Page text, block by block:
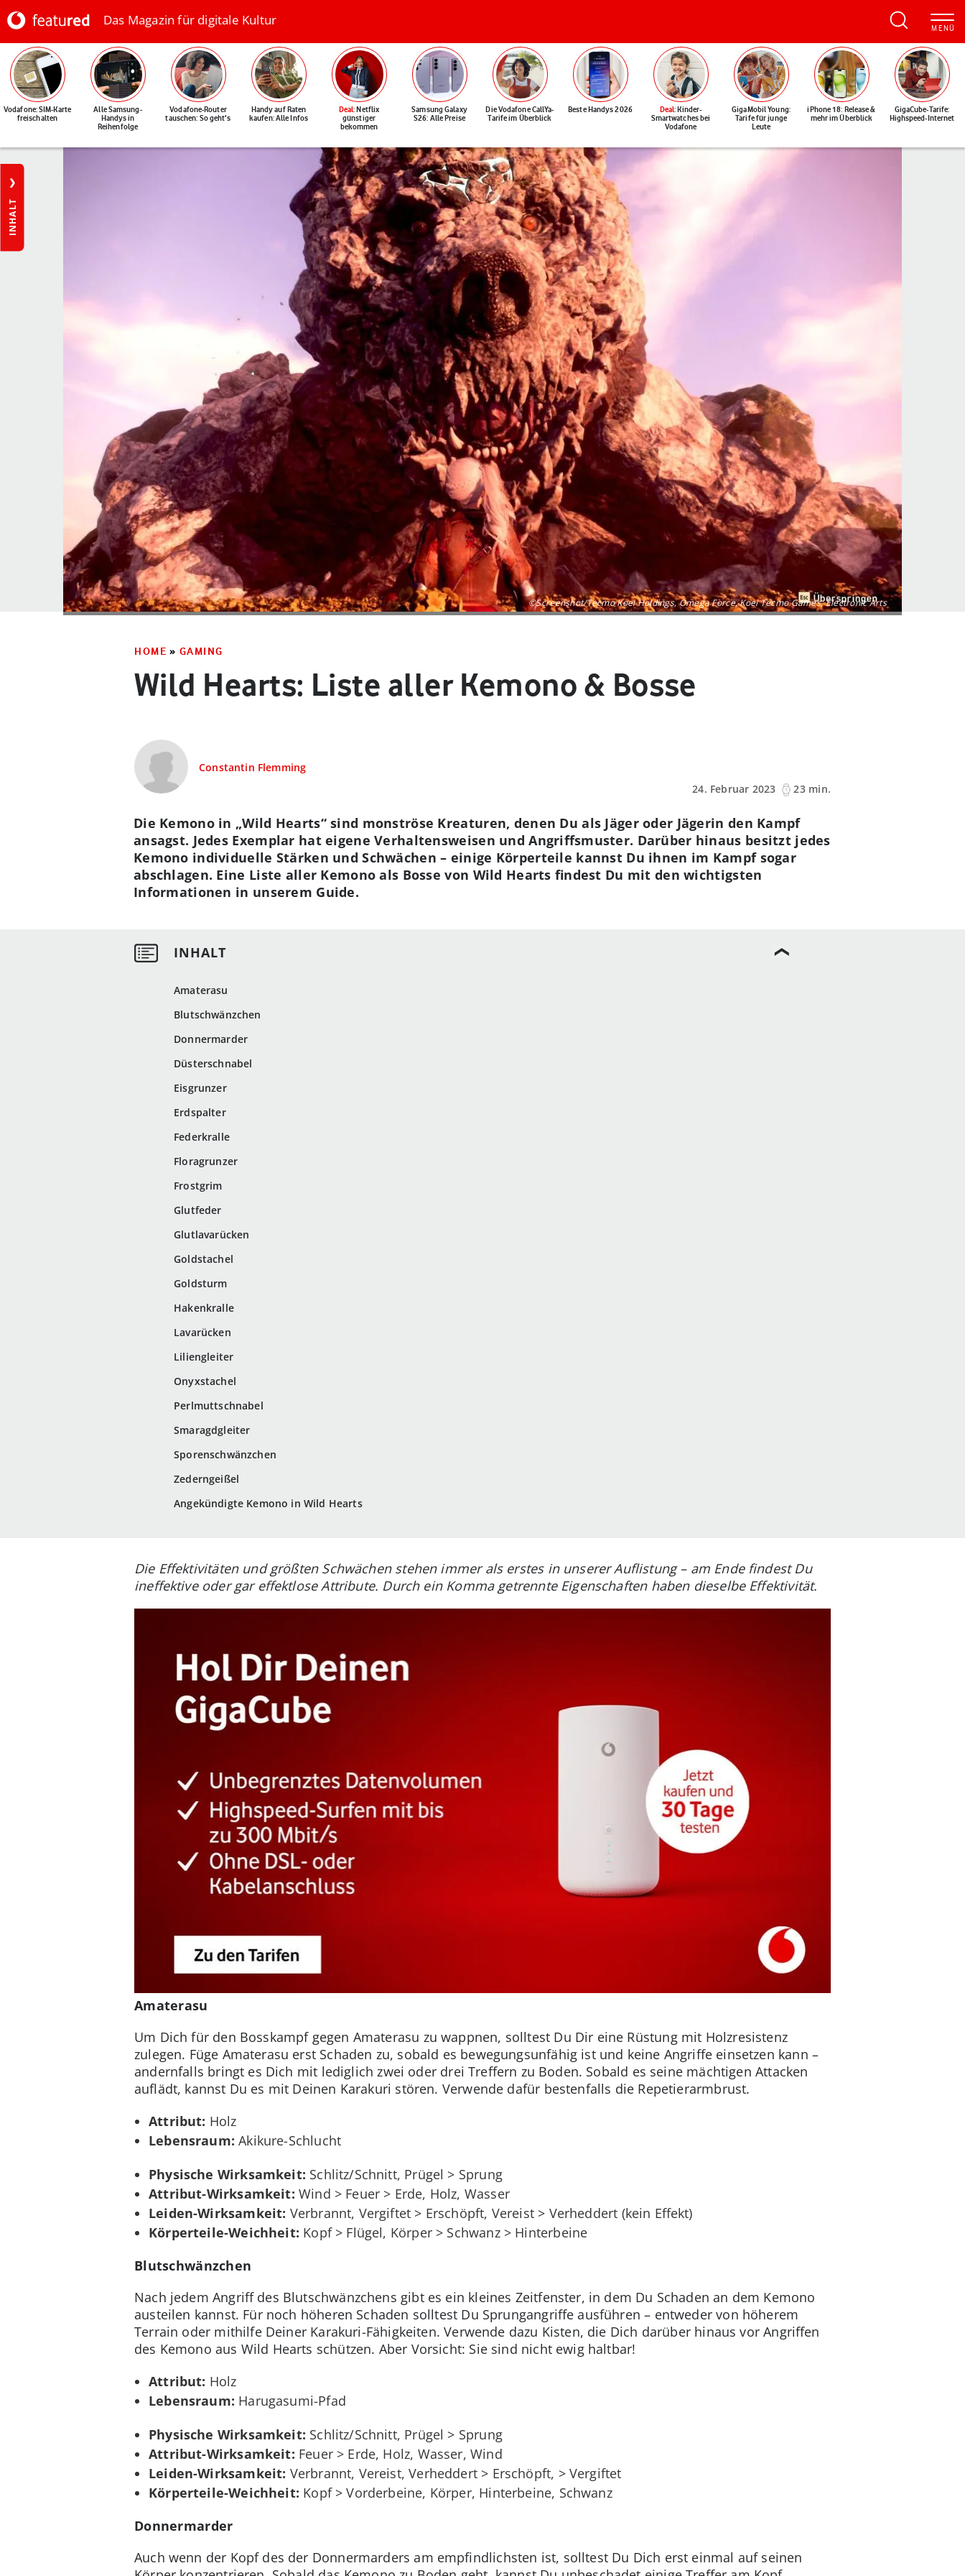
Das Magazin für digitale Kultur
Vodafone: SIM-Karte
freischalten
Alle Samsung-
Handys in
Reihenfolge
Vodafone-Router
tauschen: So geht's
Handy auf Raten
kaufen: Alle Infos
Deal: Netflix
günstiger
bekommen
Samsung Galaxy
S26: Alle Preise
Die Vodafone CallYa-
Tarife im Überblick
Beste Handys 2026 Deal: Kinder-
Smartwatches bei
Vodafone
GigaMobil Young:
Tarife für junge
Leute
iPhone 18: Release &
mehr im Überblick
GigaCube-Tarife:
Highspeed-Internet
INHALT
©Screenshot/Tecmo Koei Holdings, Omega Force, Koei Tecmo Games, Electronic Arts
HOME » GAMING
Wild Hearts: Liste aller Kemono & Bosse
Constantin Flemming
24. Februar 2023
23 min.
Amaterasu
Blutschwänzchen
Donnermarder
Düsterschnabel
Eisgrunzer
Erdspalter
Federkralle
Floragrunzer
Frostgrim
Glutfeder
Glutlavarücken
Goldstachel
Goldsturm
Hakenkralle
Lavarücken
Liliengleiter
Onyxstachel
Perlmuttschnabel
Smaragdgleiter
Sporenschwänzchen
Zederngeißel
Angekündigte Kemono in Wild Hearts
Die Kemono in „Wild Hearts“ sind monströse Kreaturen, denen Du als Jäger oder Jägerin den Kampf
ansagst. Jedes Exemplar hat eigene Verhaltensweisen und Angriffsmuster. Darüber hinaus besitzt jedes
Kemono individuelle Stärken und Schwächen – einige Körperteile kannst Du ihnen im Kampf sogar
abschlagen. Eine Liste aller Kemono als Bosse von Wild Hearts findest Du mit den wichtigsten
Informationen in unserem Guide.
Die Effektivitäten und größten Schwächen stehen immer als erstes in unserer Auflistung – am Ende findest Du
ineffektive oder gar effektlose Attribute. Durch ein Komma getrennte Eigenschaften haben dieselbe Effektivität.
Amaterasu
Um Dich für den Bosskampf gegen Amaterasu zu wappnen, solltest Du Dir eine Rüstung mit Holzresistenz
zulegen. Füge Amaterasu erst Schaden zu, sobald es bewegungsunfähig ist und keine Angriffe einsetzen kann –
andernfalls bringt es Dich mit lediglich zwei oder drei Treffern zu Boden. Sobald es seine mächtigen Attacken
auflädt, kannst Du es mit Deinen Karakuri stören. Verwende dafür bestenfalls die Repetierarmbrust.
Attribut: Holz
Lebensraum: Akikure-Schlucht
Physische Wirksamkeit: Schlitz/Schnitt, Prügel > Sprung
Attribut-Wirksamkeit: Wind > Feuer > Erde, Holz, Wasser
Leiden-Wirksamkeit: Verbrannt, Vergiftet > Erschöpft, Vereist > Verheddert (kein Effekt)
Körperteile-Weichheit: Kopf > Flügel, Körper > Schwanz > Hinterbeine
Blutschwänzchen
Nach jedem Angriff des Blutschwänzchens gibt es ein kleines Zeitfenster, in dem Du Schaden an dem Kemono
austeilen kannst. Für noch höheren Schaden solltest Du Sprungangriffe ausführen – entweder von höherem
Terrain oder mithilfe Deiner Karakuri-Fähigkeiten. Verwende dazu Kisten, die Dich darüber hinaus vor Angriffen
des Kemono aus Wild Hearts schützen. Aber Vorsicht: Sie sind nicht ewig haltbar!
Attribut: Holz
Lebensraum: Harugasumi-Pfad
Physische Wirksamkeit: Schlitz/Schnitt, Prügel > Sprung
Attribut-Wirksamkeit: Feuer > Erde, Holz, Wasser, Wind
Leiden-Wirksamkeit: Verbrannt, Vereist, Verheddert > Erschöpft, > Vergiftet
Körperteile-Weichheit: Kopf > Vorderbeine, Körper, Hinterbeine, Schwanz
Donnermarder
Auch wenn der Kopf des der Donnermarders am empfindlichsten ist, solltest Du Dich erst einmal auf seinen